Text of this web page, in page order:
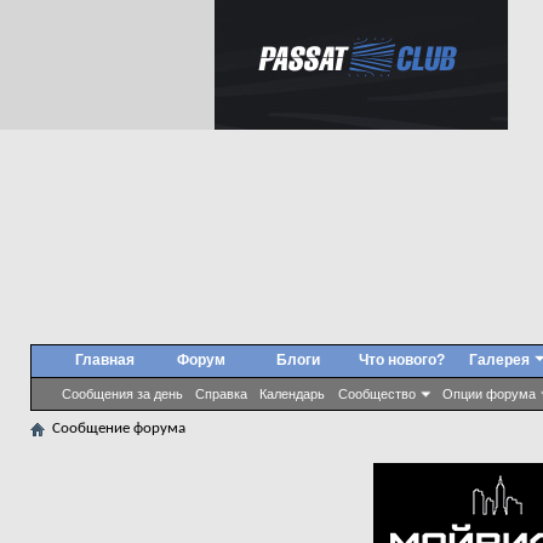
Главная Форум
Сообщения за день Справка Календарь Сообщество Опции форума
Блоги Что нового? Галерея
Сообщение форума